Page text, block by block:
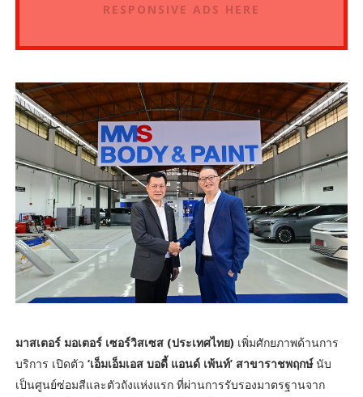
RESPONSIVE ADS HERE
มาสเตอร์ มอเตอร์ เซอร์วิสเซส (ประเทศไทย) เพิ่มศักยภาพด้านการ
บริการ เปิดตัว ‘เอ็มเอ็มเอส บอดี้ แอนด์ เพ้นท์’ สาขาราชพฤกษ์นับ
เป็นศูนย์ซ่อมสีและตัวถังแห่งแรก ที่ผ่านการรับรองมาตรฐานจาก